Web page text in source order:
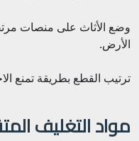
وضع الأثاث على منصات
الأرض.
ترتيب القطع بطريقة تمنع
مواد التغليف